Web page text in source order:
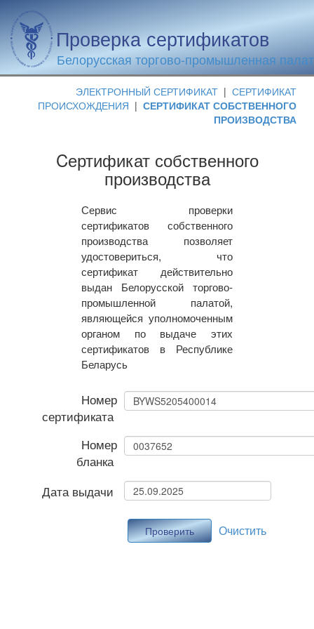
Проверка сертификатов
Белорусская торгово-промышленная
ЭЛЕКТРОННЫЙ СЕРТИФИКАТ | СЕРТИФИКАТ
ПРОИСХОЖДЕНИЯ | СЕРТИФИКАТ СОБСТВЕННОГО
ПРОИЗВОДСТВА
Cертификат собственного
производства
Сервис проверки
сертификатов собственного
производства позволяет
удостовериться, что
сертификат действительно
выдан Белорусской торгово-
промышленной палатой,
являющейся уполномоченным
органом по выдаче этих
сертификатов в Республике
Беларусь
Номер
сертификата
Номер
бланка
Дата выдачи
Проверить Очистить